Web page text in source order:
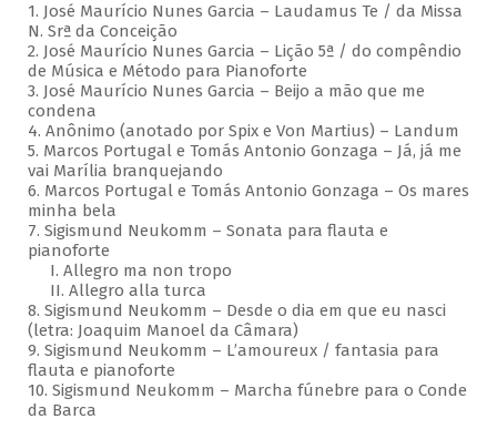
1. José Maurício Nunes Garcia – Laudamus Te / da Missa
N. Srª da Conceição
2. José Maurício Nunes Garcia – Lição 5ª / do compêndio
de Música e Método para Pianoforte
3. José Maurício Nunes Garcia – Beijo a mão que me
condena
4. Anônimo (anotado por Spix e Von Martius) – Landum
5. Marcos Portugal e Tomás Antonio Gonzaga – Já, já me
vai Marília branquejando
6. Marcos Portugal e Tomás Antonio Gonzaga – Os mares
minha bela
7. Sigismund Neukomm – Sonata para flauta e
pianoforte
I. Allegro ma non tropo
II. Allegro alla turca
8. Sigismund Neukomm – Desde o dia em que eu nasci
(letra: Joaquim Manoel da Câmara)
9. Sigismund Neukomm – L’amoureux / fantasia para
flauta e pianoforte
10. Sigismund Neukomm – Marcha fúnebre para o Conde
da Barca